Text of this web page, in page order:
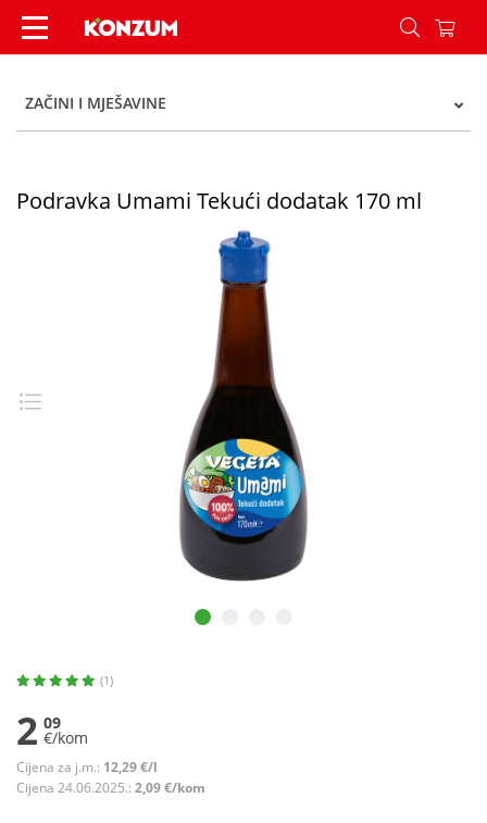
Podravka Umami Tekući dodatak 170 ml -
ZAČINI I MJEŠAVINE
Podravka Umami Tekući dodatak 170 ml
(1)
2 09
€/kom
Cijena za j.m.: 12,29 €/l
Cijena 24.06.2025.: 2,09 €/kom